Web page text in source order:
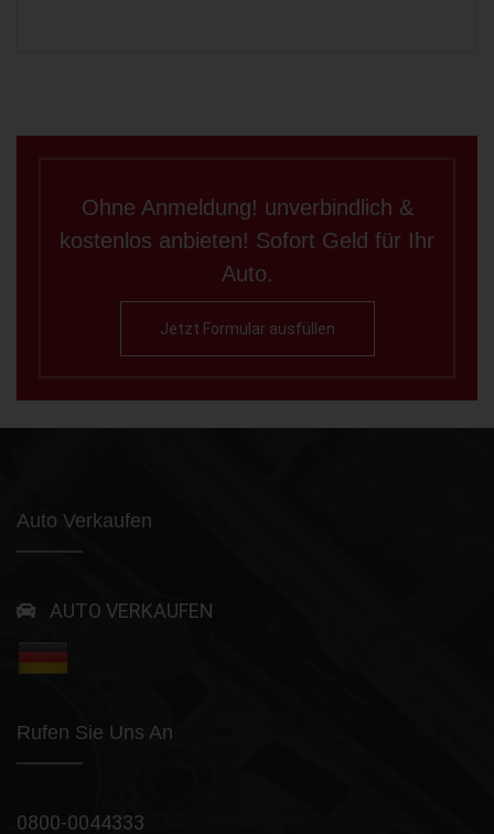
Ohne Anmeldung! unverbindlich &
kostenlos anbieten! Sofort Geld für Ihr
Auto.
Jetzt Formular ausfüllen
Auto Verkaufen
AUTO VERKAUFEN
Rufen Sie Uns An
0800-0044333